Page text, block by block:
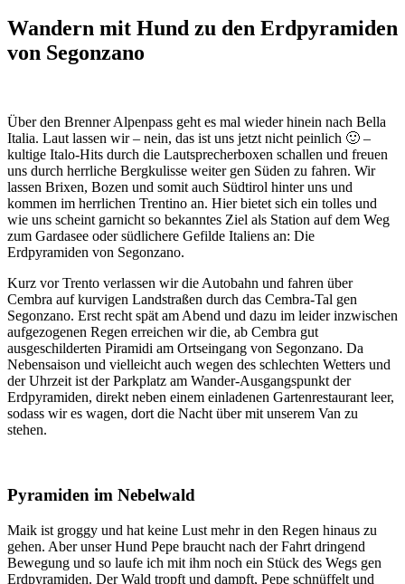
Wandern mit Hund zu den Erdpyramiden
von Segonzano
Über den Brenner Alpenpass geht es mal wieder hinein nach Bella
Italia. Laut lassen wir – nein, das ist uns jetzt nicht peinlich 🙂 –
kultige Italo-Hits durch die Lautsprecherboxen schallen und freuen
uns durch herrliche Bergkulisse weiter gen Süden zu fahren. Wir
lassen Brixen, Bozen und somit auch Südtirol hinter uns und
kommen im herrlichen Trentino an. Hier bietet sich ein tolles und
wie uns scheint garnicht so bekanntes Ziel als Station auf dem Weg
zum Gardasee oder südlichere Gefilde Italiens an: Die
Erdpyramiden von Segonzano.
Kurz vor Trento verlassen wir die Autobahn und fahren über
Cembra auf kurvigen Landstraßen durch das Cembra-Tal gen
Segonzano. Erst recht spät am Abend und dazu im leider inzwischen
aufgezogenen Regen erreichen wir die, ab Cembra gut
ausgeschilderten Piramidi am Ortseingang von Segonzano. Da
Nebensaison und vielleicht auch wegen des schlechten Wetters und
der Uhrzeit ist der Parkplatz am Wander-Ausgangspunkt der
Erdpyramiden, direkt neben einem einladenen Gartenrestaurant leer,
sodass wir es wagen, dort die Nacht über mit unserem Van zu
stehen.
Pyramiden im Nebelwald
Maik ist groggy und hat keine Lust mehr in den Regen hinaus zu
gehen. Aber unser Hund Pepe braucht nach der Fahrt dringend
Bewegung und so laufe ich mit ihm noch ein Stück des Wegs gen
Erdpyramiden. Der Wald tropft und dampft, Pepe schnüffelt und